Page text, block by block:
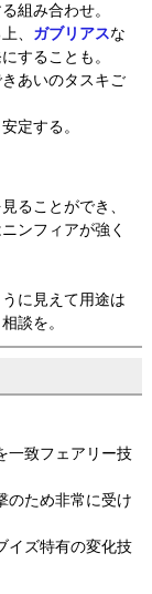
組み合わせ。
、 ガブリアスな
することも。
あいのタスキご
定する。
ることができ、
ンフィアが強く
に見えて用途は
談を。
一致フェアリー技
のため非常に受け
イズ特有の変化技